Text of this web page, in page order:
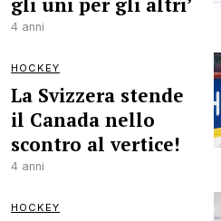
4 anni
HOCKEY
La Svizzera stende
il Canada nello
scontro al vertice!
4 anni
HOCKEY